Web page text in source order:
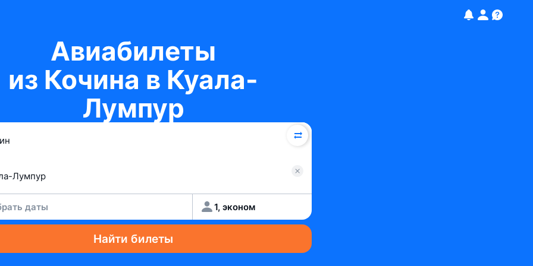
Авиабилеты
из Кочина в Куала-
Лумпур
даты 1, эконом
Найти билеты